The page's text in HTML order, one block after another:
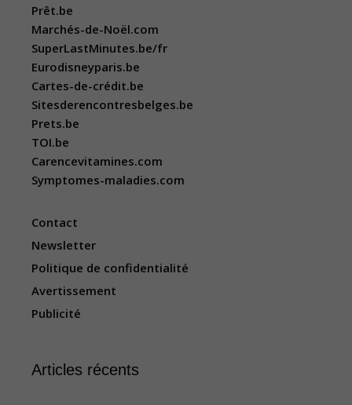
Prêt.be
Marchés-de-Noël.com
SuperLastMinutes.be/fr
Eurodisneyparis.be
Cartes-de-crédit.be
Sitesderencontresbelges.be
Prets.be
TOI.be
Carencevitamines.com
Symptomes-maladies.com
Contact
Newsletter
Politique de confidentialité
Avertissement
Publicité
Articles récents